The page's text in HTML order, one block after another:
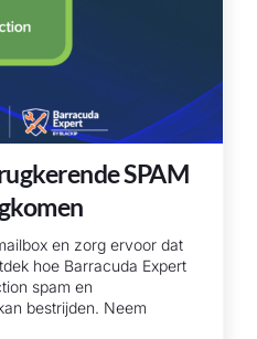
SPAM
en zorg ervoor dat
hoe Barracuda Expert
spam en
bestrijden. Neem